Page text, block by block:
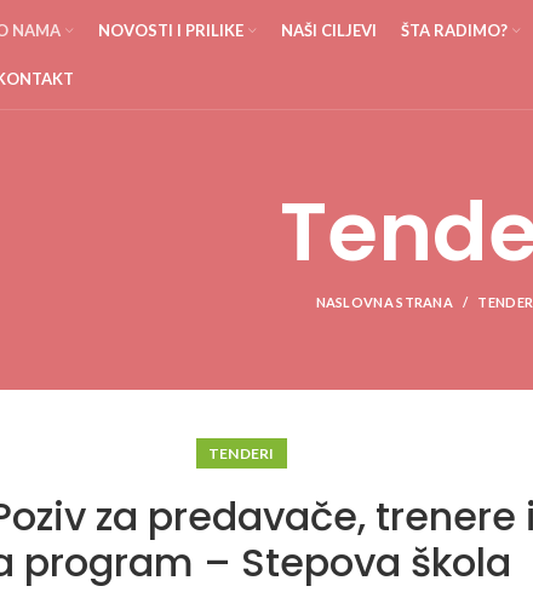
NAMA NOVOSTI I PRILIKE NAŠI CILJEVI ŠTA RADIMO?
NASLOVNA STRANA
TENDERI
za predavače,
program – Stepova škola